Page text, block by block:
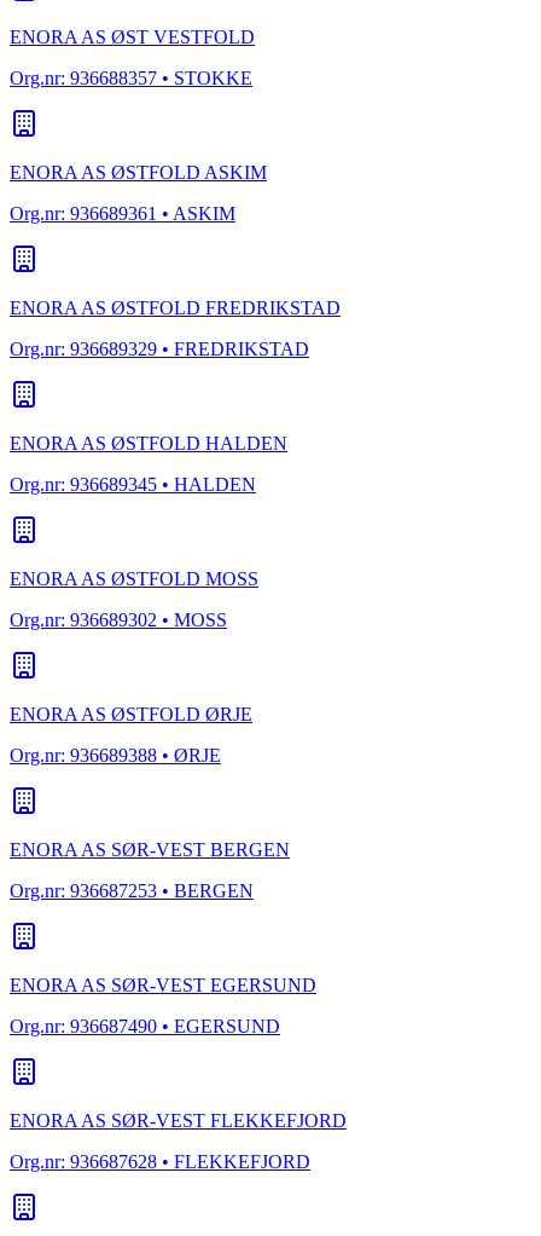
ENORA AS ØST VESTFOLD
Org.nr: 936688357 • STOKKE
ENORA AS ØSTFOLD ASKIM
Org.nr: 936689361 • ASKIM
ENORA AS ØSTFOLD FREDRIKSTAD
Org.nr: 936689329 • FREDRIKSTAD
ENORA AS ØSTFOLD HALDEN
Org.nr: 936689345 • HALDEN
ENORA AS ØSTFOLD MOSS
Org.nr: 936689302 • MOSS
ENORA AS ØSTFOLD ØRJE
Org.nr: 936689388 • ØRJE
ENORA AS SØR-VEST BERGEN
Org.nr: 936687253 • BERGEN
ENORA AS SØR-VEST EGERSUND
Org.nr: 936687490 • EGERSUND
ENORA AS SØR-VEST FLEKKEFJORD
Org.nr: 936687628 • FLEKKEFJORD